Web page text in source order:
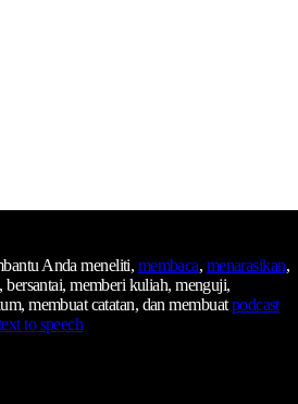
Anda meneliti, membaca, menarasikan,
, bersantai, memberi kuliah, menguji,
membuat catatan, dan membuatpodcast
to speech